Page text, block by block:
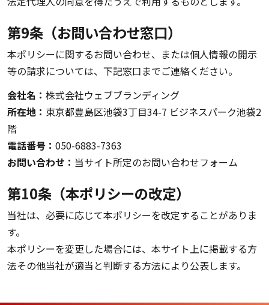
第9条（お問い合わせ窓口）
本ポリシーに関するお問い合わせ、または個人情報の開示
等の請求については、下記窓口までご連絡ください。
会社名： 株式会社ウェブブランディング
所在地： 東京都豊島区池袋3丁目34-7 ビジネスパーク池袋2
階
電話番号： 050-6883-7363
お問い合わせ： 当サイト所定のお問い合わせフォーム
第10条（本ポリシーの改定）
当社は、必要に応じて本ポリシーを改定することがありま
す。
本ポリシーを変更した場合には、本サイト上に掲載する方
法その他当社が適当と判断する方法により公表します。